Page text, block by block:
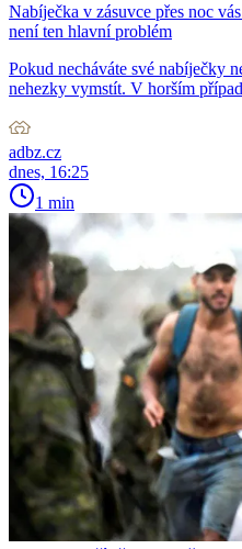
Nabíječka v zásuvce přes noc
není ten hlavní problém
Pokud necháváte své nabíječky
nehezky vymstít. V horším
adbz.cz
dnes, 16:25
1 min